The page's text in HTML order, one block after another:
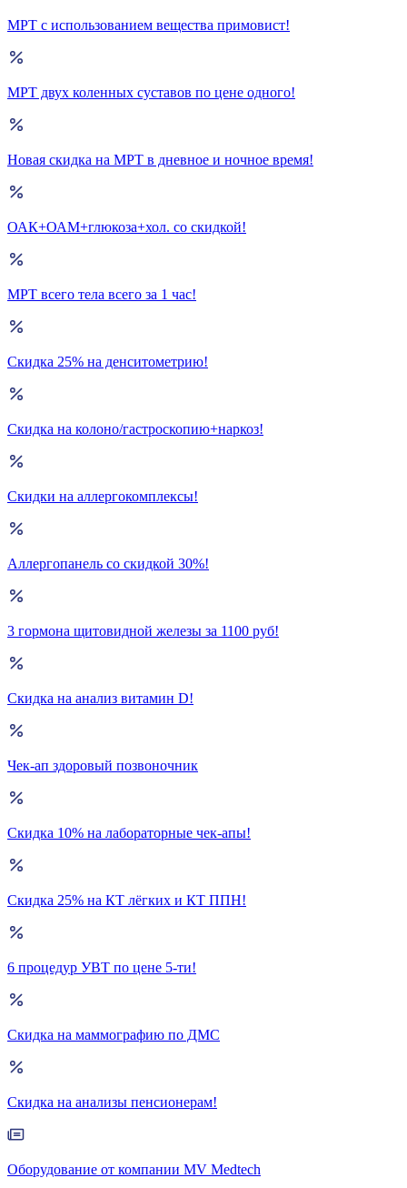
МРТ с использованием вещества примовист!
МРТ двух коленных суставов по цене одного!
Новая скидка на МРТ в дневное и ночное время!
ОАК+ОАМ+глюкоза+хол. со скидкой!
МРТ всего тела всего за 1 час!
Скидка 25% на денситометрию!
Скидка на колоно/гастроскопию+наркоз!
Скидки на аллергокомплексы!
Аллергопанель со скидкой 30%!
3 гормона щитовидной железы за 1100 руб!
Скидка на анализ витамин D!
Чек-ап здоровый позвоночник
Скидка 10% на лабораторные чек-апы!
Скидка 25% на КТ лёгких и КТ ППН!
6 процедур УВТ по цене 5-ти!
Скидка на маммографию по ДМС
Скидка на анализы пенсионерам!
Оборудование от компании MV Medtech